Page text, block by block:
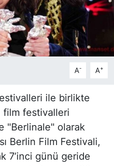
A- A+
ile birlikte
film festivalleri
"Berlinale" olarak
Berlin Film Festivali,
7’inci günü geride